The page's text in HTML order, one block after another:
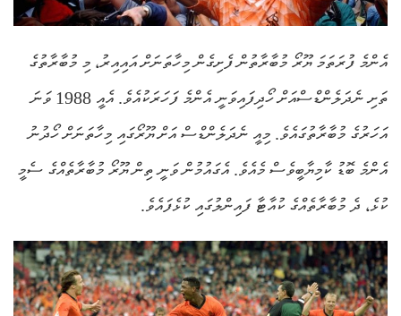
އެންމެ ފުރަތަމަ ޔޫރޯ މުބާރާތުން ފެށިގެން މިހާތަނަށް އައިއިރު، މި މުބާރާތުގެ
ތަށި ނެދަލެންޑްސްއަށް ހޯދިފައިވަނީ އެންމެ ފަހަރަކުއެވެ. އެއީ 1988 ވަނަ
އަހަރުގެ މުބާރާތުގައެވެ. މިއީ ނެދަލެންޑްސް އަށް ޔޫރޯގައި މިހާތަނަށް ހޯދުނު
އެންމެ ބޮޑު ކާމިޔާބީވެސް މެއެވެ. އެގައުމުން ވަނީ ތިން ޔޫރޯ މުބާރާތެއްގެ ސެމީ
ކުޅެ، ދެ މުބާރާތެއްގެ ކުއާޓާ ފައިންލުގައި ކުޅެފައެވެ.